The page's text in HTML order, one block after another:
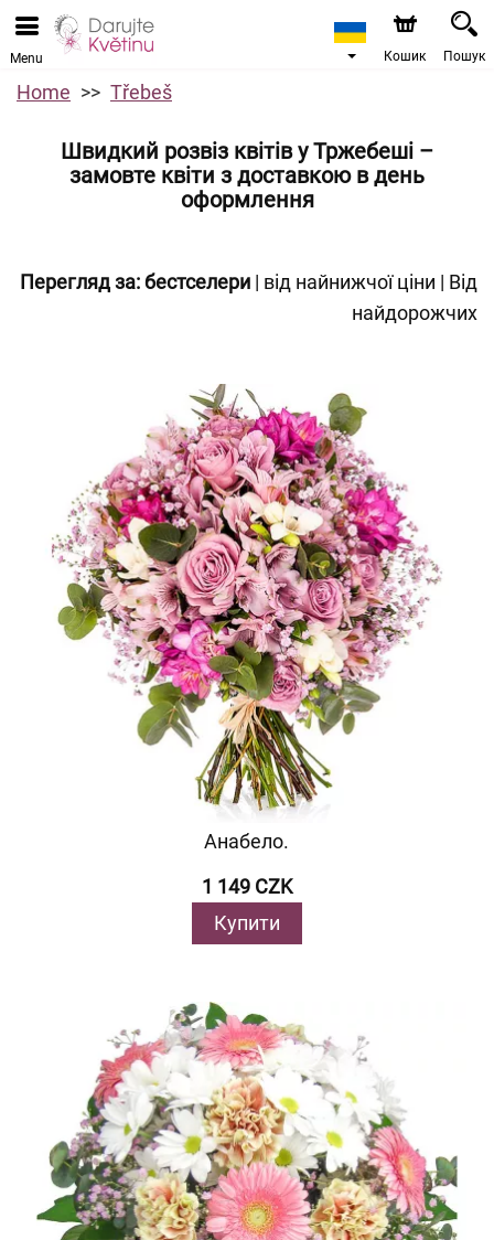
Menu Кошик Пошук
Home Třebeš
Швидкий розвіз квітів у Тржебеші –
замовте квіти з доставкою в день
оформлення
Перегляд за:бестселери | від найнижчої ціни | Від
найдорожчих
Анабело.
1 149 CZK
Купити